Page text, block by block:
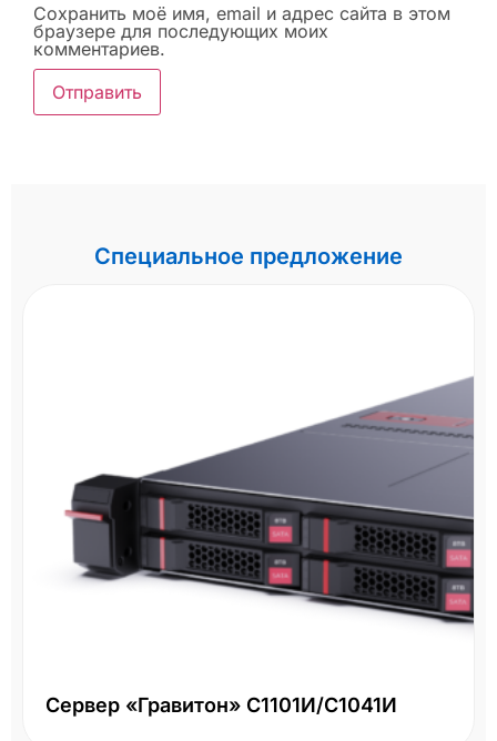
Сохранить моё имя, email и адрес сайта в этом
браузере для последующих моих
комментариев.
Специальное предложение
Сервер «Гравитон» С1101И/С1041И